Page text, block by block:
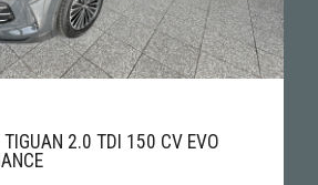
TIGUAN 2.0 TDI 150 CV EVO